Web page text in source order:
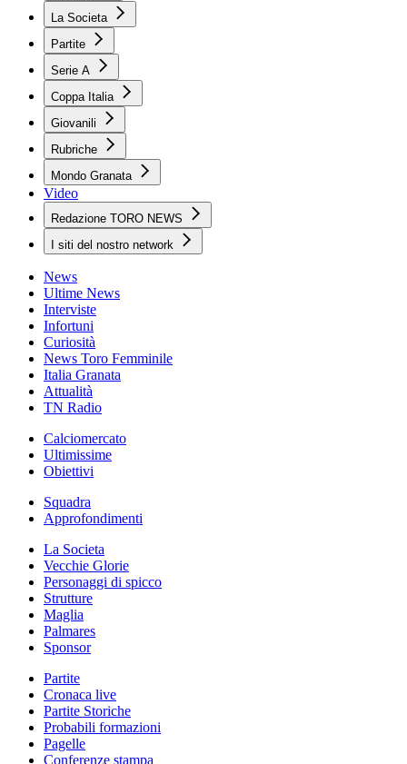
La Societa
Partite
Serie A
Coppa Italia
Giovanili
Rubriche
Mondo Granata
Video
Redazione TORO NEWS
I siti del nostro network
News
Ultime News
Interviste
Infortuni
Curiosità
News Toro Femminile
Italia Granata
Attualità
TN Radio
Calciomercato
Ultimissime
Obiettivi
Squadra
Approfondimenti
La Societa
Vecchie Glorie
Personaggi di spicco
Strutture
Maglia
Palmares
Sponsor
Partite
Cronaca live
Partite Storiche
Probabili formazioni
Pagelle
Conferenze stampa